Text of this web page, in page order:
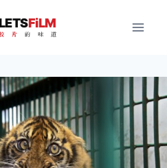
FiLM
片 的 味 道